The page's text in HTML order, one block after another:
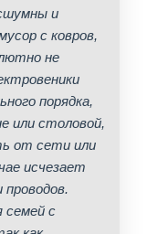
и
с ковров,
не
порядка,
или столовой,
от сети или
исчезает
семей с